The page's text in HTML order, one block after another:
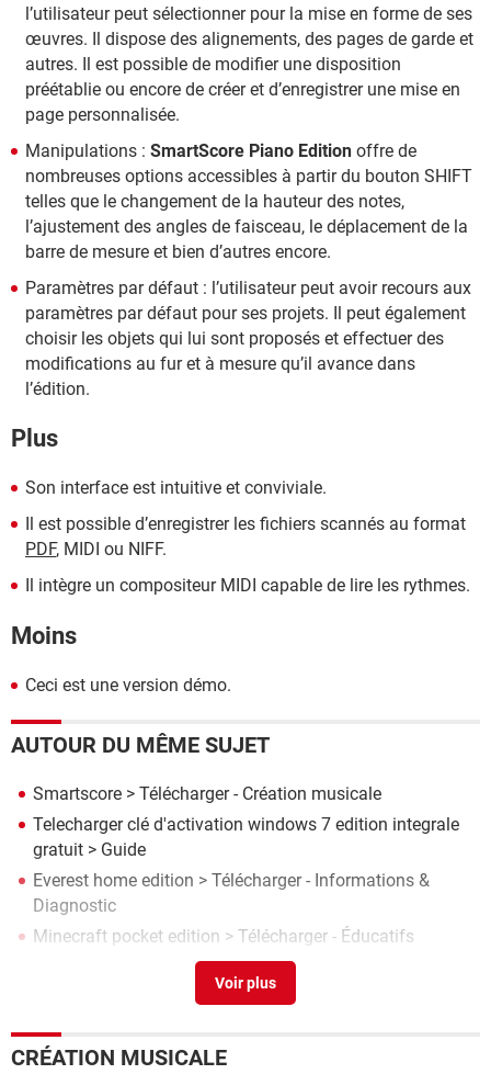
l’utilisateur peut sélectionner pour la mise en forme de ses
œuvres. Il dispose des alignements, des pages de garde et
autres. Il est possible de modifier une disposition
préétablie ou encore de créer et d’enregistrer une mise en
page personnalisée.
Manipulations : SmartScore Piano Edition offre de
nombreuses options accessibles à partir du bouton SHIFT
telles que le changement de la hauteur des notes,
l’ajustement des angles de faisceau, le déplacement de la
barre de mesure et bien d’autres encore.
Paramètres par défaut : l’utilisateur peut avoir recours aux
paramètres par défaut pour ses projets. Il peut également
choisir les objets qui lui sont proposés et effectuer des
modifications au fur et à mesure qu’il avance dans
l’édition.
Plus
Son interface est intuitive et conviviale.
Il est possible d’enregistrer les fichiers scannés au format
PDF, MIDI ou NIFF.
Il intègre un compositeur MIDI capable de lire les rythmes.
Moins
Ceci est une version démo.
AUTOUR DU MÊME SUJET
Smartscore > Télécharger - Création musicale
Telecharger clé d'activation windows 7 edition integrale
gratuit > Guide
Everest home edition > Télécharger - Informations &
Diagnostic
Minecraft pocket edition > Télécharger - Éducatifs
Dupeguru picture edition> Télécharger - Nettoyage
CRÉATION MUSICALE